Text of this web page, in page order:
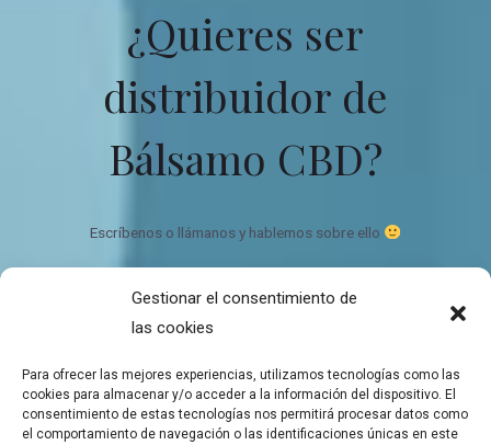
Gestionar el consentimiento de
las cookies
Para ofrecer las mejores experiencias, utilizamos tecnologías como las
cookies para almacenar y/o acceder a la información del dispositivo. El
consentimiento de estas tecnologías nos permitirá procesar datos como
el comportamiento de navegación o las identificaciones únicas en este
¿Quieres ser
distribuidor de
Bálsamo CBD?
Escríbenos o llámanos y hablemos sobre ello
Bálsamo de CBD Ecológico y orgánico
Quien somos
Mapa del sitio